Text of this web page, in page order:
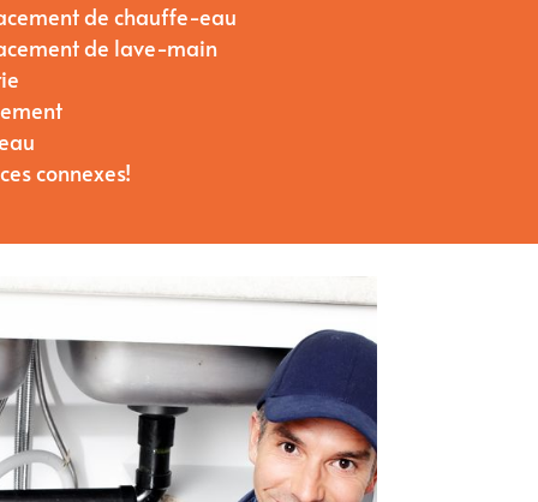
de chauffe-eau
de lave-main
connexes!